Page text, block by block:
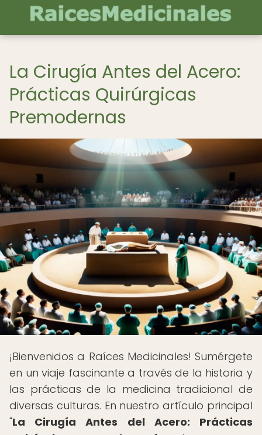
La Cirugía Antes del Acero:
Prácticas Quirúrgicas
Premodernas
¡Bienvenidos a Raíces Medicinales! Sumérgete
en un viaje fascinante a través de la historia y
las prácticas de la medicina tradicional de
diversas culturas. En nuestro artículo principal
"La Cirugía Antes del Acero: Prácticas